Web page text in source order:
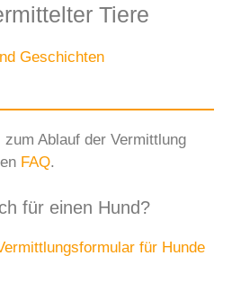
Tiere
Geschichten
Ablauf der Vermittlung
FAQ.
für einen Hund?
für Hunde